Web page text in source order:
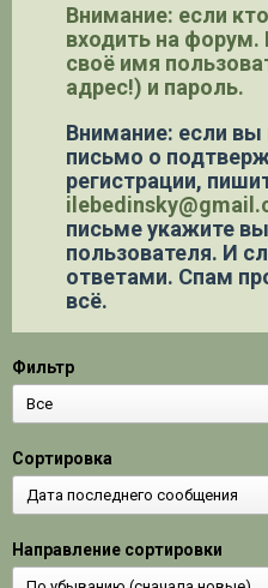
Внимание: если
входить на
своё имя
адрес!) и пароль.
Внимание: если вы
письмо о
регистрации,
письме укажите
пользователя. И
ответами. Спам
всё.
Фильтр
Сортировка
Направление сортировки